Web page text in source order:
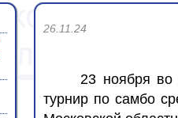
26.11.24
23 ноября во
турнир по самбо